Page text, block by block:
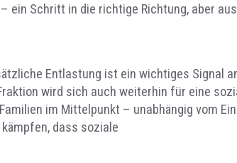
ein Schritt in die richtige Richtung, aber
Entlastung ist ein wichtiges Signal
wird sich auch weiterhin für eine
im Mittelpunkt – unabhängig vom
dass soziale